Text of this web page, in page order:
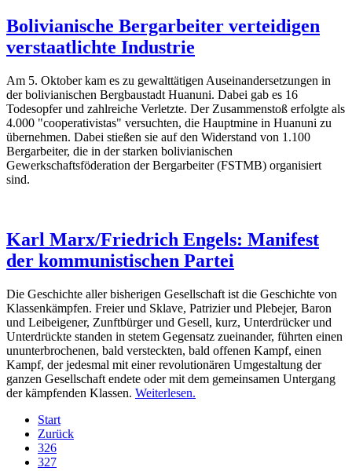
Bolivianische Bergarbeiter verteidigen
verstaatlichte Industrie
Am 5. Oktober kam es zu gewalttätigen Auseinandersetzungen in
der bolivianischen Bergbaustadt Huanuni. Dabei gab es 16
Todesopfer und zahlreiche Verletzte. Der Zusammenstoß erfolgte als
4.000 "cooperativistas" versuchten, die Hauptmine in Huanuni zu
übernehmen. Dabei stießen sie auf den Widerstand von 1.100
Bergarbeiter, die in der starken bolivianischen
Gewerkschaftsföderation der Bergarbeiter (FSTMB) organisiert
sind.
Karl Marx/Friedrich Engels: Manifest
der kommunistischen Partei
Die Geschichte aller bisherigen Gesellschaft ist die Geschichte von
Klassenkämpfen. Freier und Sklave, Patrizier und Plebejer, Baron
und Leibeigener, Zunftbürger und Gesell, kurz, Unterdrücker und
Unterdrückte standen in stetem Gegensatz zueinander, führten einen
ununterbrochenen, bald versteckten, bald offenen Kampf, einen
Kampf, der jedesmal mit einer revolutionären Umgestaltung der
ganzen Gesellschaft endete oder mit dem gemeinsamen Untergang
der kämpfenden Klassen. Weiterlesen.
Start
Zurück
326
327